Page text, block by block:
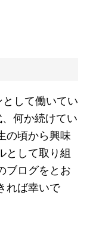
して働いてい
何か続けてい
の頃から興味
として取り組
ブログをとお
れば幸いで